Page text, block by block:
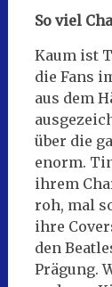
So viel
Kaum ist
die Fans
aus dem
über die
enorm.
ihrem
roh, mal
ihre
den
Prägung.